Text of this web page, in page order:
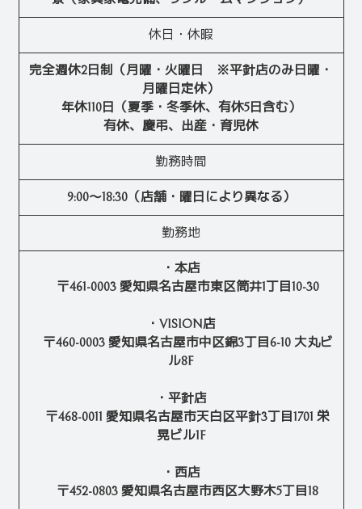
休日・休暇
完全週休2日制（月曜・火曜日 ※平針店のみ日曜・
月曜日定休）
年休110日（夏季・冬季休、有休5日含む）
有休、慶弔、出産・育児休
勤務時間
9:00～18:30（店舗・曜日により異なる）
勤務地
・本店
〒461-0003 愛知県名古屋市東区筒井1丁目10-30
・VISION店
〒460-0003 愛知県名古屋市中区錦3丁目6-10 大丸ビ
ル8F
・平針店
〒468-0011 愛知県名古屋市天白区平針3丁目1701 栄
晃ビル1F
・西店
〒452-0803 愛知県名古屋市西区大野木5丁目18